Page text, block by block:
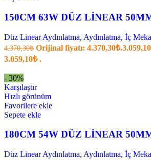
150CM 63W DÜZ LİNEAR
Düz Linear Aydınlatma, Aydınlatma, İç
4.370,30₺ Orijinal fiyatı: 4.370,30₺.3.059,10
3.059,10₺ .
- 30%
Karşılaştır
Hızlı görünüm
Favorilere ekle
Sepete ekle
180CM 54W DÜZ LİNEAR
Düz Linear Aydınlatma, Aydınlatma, İç